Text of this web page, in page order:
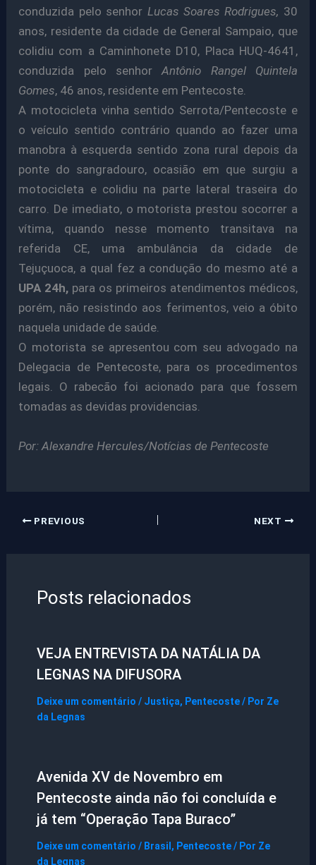
conduzida pelo senhor Lucas Soares Rodrigues, 30
anos, residente da cidade de General Sampaio, que
colidiu com a Caminhonete D10, Placa HUQ-4641,
conduzida pelo senhorAntônio Rangel Quintela
Gomes, 46 anos, residente em Pentecoste.
A motocicleta vinha sentido Serrota/Pentecoste e
o veículo sentido contrário quando ao fazer uma
manobra à esquerda sentido zona rural depois da
ponte do sangradouro, ocasião em que surgiu a
motocicleta e colidiu na parte lateral traseira do
carro. De imediato, o motorista prestou socorrer a
vítima, quando nesse momento transitava na
referida CE, uma ambulância da cidade de
Tejuçuoca, a qual fez a condução do mesmo até a
UPA 24h, para os primeiros atendimentos médicos,
porém, não resistindo aos ferimentos, veio a óbito
naquela unidade de saúde.
O motorista se apresentou com seu advogado na
Delegacia de Pentecoste, para os procedimentos
legais. O rabecão foi acionado para que fossem
tomadas as devidas providencias.
Por: Alexandre Hercules/Notícias de Pentecoste
PREVIOUS NEXT
Posts relacionados
VEJA ENTREVISTA DA NATÁLIA DA
LEGNAS NA DIFUSORA
Deixe um comentário / Justiça, Pentecoste/ Por Ze
da Legnas
Avenida XV de Novembro em
Pentecoste ainda não foi concluída e
já tem “Operação Tapa Buraco”
Deixe um comentário / Brasil , Pentecoste/ Por Ze
da Legnas